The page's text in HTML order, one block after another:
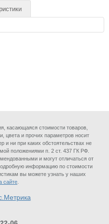
касающаяся стоимости товаров,
цвета и прочих параметров носит
и ни при каких обстоятельствах не
положениями п. 2 ст. 437 ГК РФ.
и могут отличаться от
информацию по стоимости
вы можете узнать у наших
сайте